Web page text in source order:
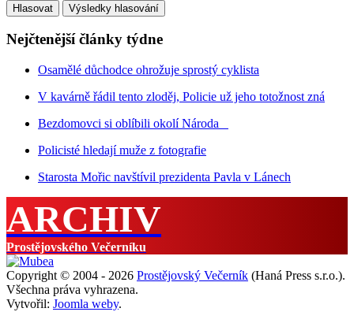
Nejčtenější články týdne
Osamělé důchodce ohrožuje sprostý cyklista
V kavárně řádil tento zloděj, Policie už jeho totožnost zná
Bezdomovci si oblíbili okolí Národa
Policisté hledají muže z fotografie
Starosta Mořic navštívil prezidenta Pavla v Lánech
ARCHIV
Prostějovského Večerníku
Copyright © 2004 - 2026 Prostějovský Večerník (Haná Press s.r.o.).
Všechna práva vyhrazena.
Vytvořil: Joomla weby.